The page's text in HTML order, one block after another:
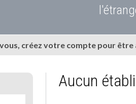
créez votre compte pour
Aucun